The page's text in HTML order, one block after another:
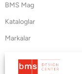
BMS Mag
Kataloglar
Markalar
Hakkımızda